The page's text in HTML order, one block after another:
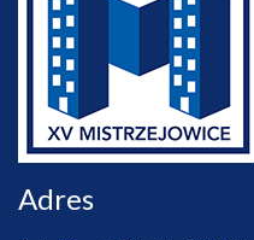
Adres